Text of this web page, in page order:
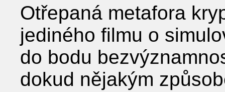
Otřepaná metafora
jediného filmu o
do bodu
dokud nějakým